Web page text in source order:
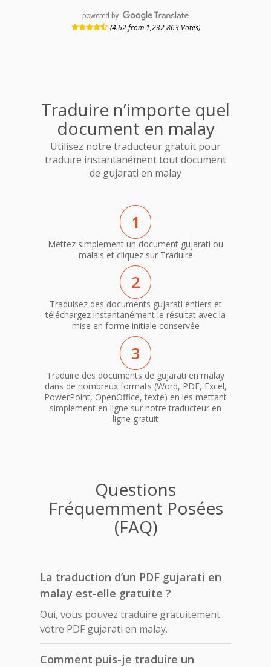
powered by
(4.62 from 1,232,863 Votes)
Traduire n’importe quel
document en malay
Utilisez notre traducteur gratuit pour
traduire instantanément tout document
de gujarati en malay
1
Mettez simplement un document gujarati ou
malais et cliquez sur Traduire
2
Traduisez des documents gujarati entiers et
téléchargez instantanément le résultat avec la
mise en forme initiale conservée
3
Traduire des documents de gujarati en malay
dans de nombreux formats (Word, PDF, Excel,
PowerPoint, OpenOffice, texte) en les mettant
simplement en ligne sur notre traducteur en
ligne gratuit
Questions
Fréquemment Posées
(FAQ)
La traduction d’un PDF gujarati en
malay est-elle gratuite ?
Oui, vous pouvez traduire gratuitement
votre PDF gujarati en malay.
Comment puis-je traduire un